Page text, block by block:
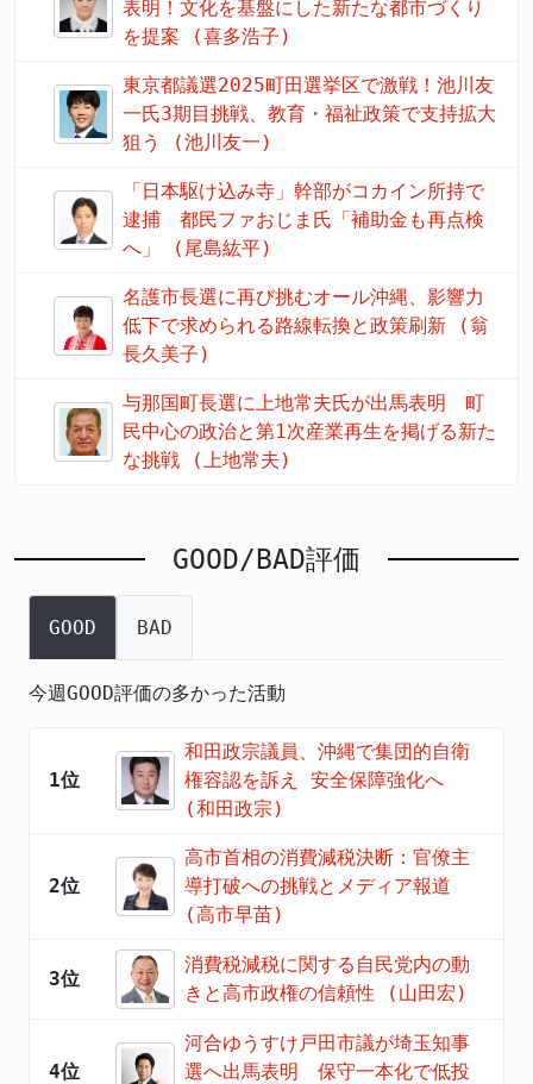
表明！文化を基盤にした新たな都市づくり
を提案 (喜多浩子)
東京都議選2025町田選挙区で激戦！池川友
一氏3期目挑戦、教育・福祉政策で支持拡大
狙う (池川友一)
「日本駆け込み寺」幹部がコカイン所持で
逮捕 都民ファおじま氏「補助金も再点検
へ」 (尾島紘平)
名護市長選に再び挑むオール沖縄、影響力
低下で求められる路線転換と政策刷新 (翁
長久美子)
与那国町長選に上地常夫氏が出馬表明 町
民中心の政治と第1次産業再生を掲げる新た
な挑戦 (上地常夫)
GOOD/BAD評価
GOOD BAD
今週GOOD評価の多かった活動
1位
和田政宗議員、沖縄で集団的自衛
権容認を訴え 安全保障強化へ
(和田政宗)
2位
高市首相の消費減税決断：官僚主
導打破への挑戦とメディア報道
(高市早苗)
3位
消費税減税に関する自民党内の動
きと高市政権の信頼性 (山田宏)
4位
河合ゆうすけ戸田市議が埼玉知事
選へ出馬表明 保守一本化で低投